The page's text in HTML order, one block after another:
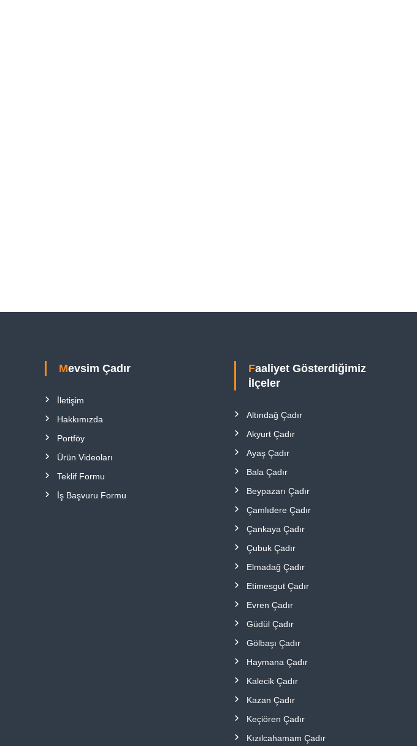
Mevsim Çadır
İletişim
Hakkımızda
Portföy
Ürün Videoları
Teklif Formu
İş Başvuru Formu
Faaliyet Gösterdiğimiz
İlçeler
Altındağ Çadır
Akyurt Çadır
Ayaş Çadır
Bala Çadır
Beypazarı Çadır
Çamlıdere Çadır
Çankaya Çadır
Çubuk Çadır
Elmadağ Çadır
Etimesgut Çadır
Evren Çadır
Güdül Çadır
Gölbaşı Çadır
Haymana Çadır
Kalecik Çadır
Kazan Çadır
Keçiören Çadır
Kızılcahamam Çadır